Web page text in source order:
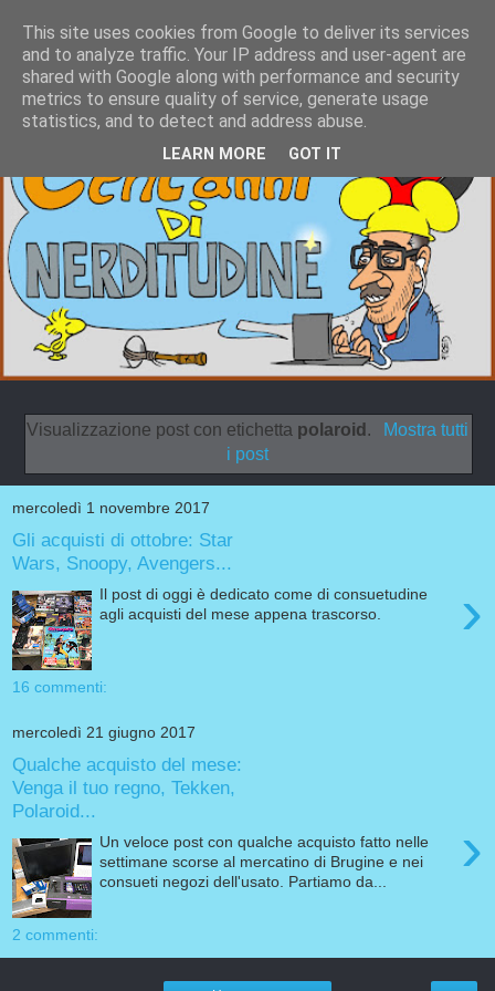
Visualizzazione post con etichetta polaroid .
Mostra tutti
i post
mercoledì 1 novembre 2017
Gli acquisti di ottobre: Star
Wars, Snoopy, Avengers...
›
Il post di oggi è dedicato come di consuetudine
agli acquisti del mese appena trascorso.
16 commenti:
mercoledì 21 giugno 2017
Qualche acquisto del mese:
Venga il tuo regno, Tekken,
Polaroid...
›
Un veloce post con qualche acquisto fatto nelle
settimane scorse al mercatino di Brugine e nei
consueti negozi dell'usato. Partiamo da...
2 commenti:
This site uses cookies from Google to deliver its services
and to analyze traffic. Your IP address and user-agent are
shared with Google along with performance and security
metrics to ensure quality of service, generate usage
statistics, and to detect and address abuse.
LEARN MORE GOT IT